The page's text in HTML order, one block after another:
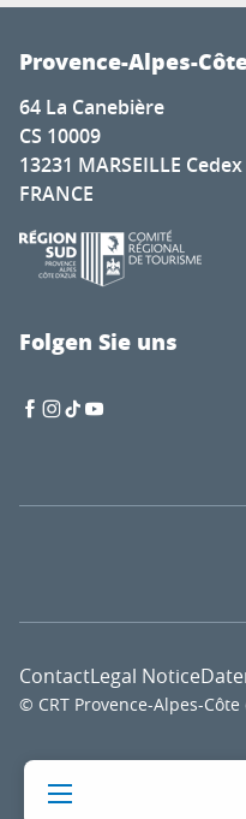
Provence-Alpes-
64 La Canebière
CS 10009
13231 MARSEILLE Cedex
FRANCE
Folgen Sie uns
© CRT Provence-Alpes-
ContactLegal Notice